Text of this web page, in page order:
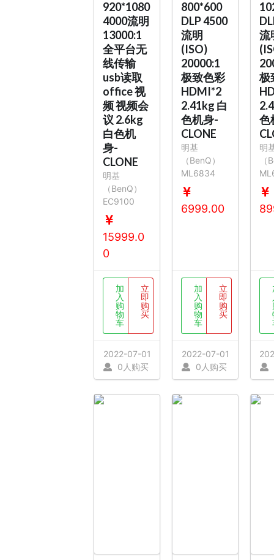
920*1080
4000流明
13000:1
全平台无
线传输
usb读取
office 视
频 视频会
议 2.6kg
白色机
身-
CLONE
明基
（BenQ）
EC9100
15999.0
0
加
入
购
物
车
立
即
购
买
2022-07-01
0人购买
800*600
DLP 4500
流明
(ISO)
20000:1
极致色彩
HDMI*2
2.41kg 白
色机身-
CLONE
明基
（BenQ）
ML6834
6999.00
加
入
购
物
车
立
即
购
买
2022-07-01
0人购买
流
极
色
明
（